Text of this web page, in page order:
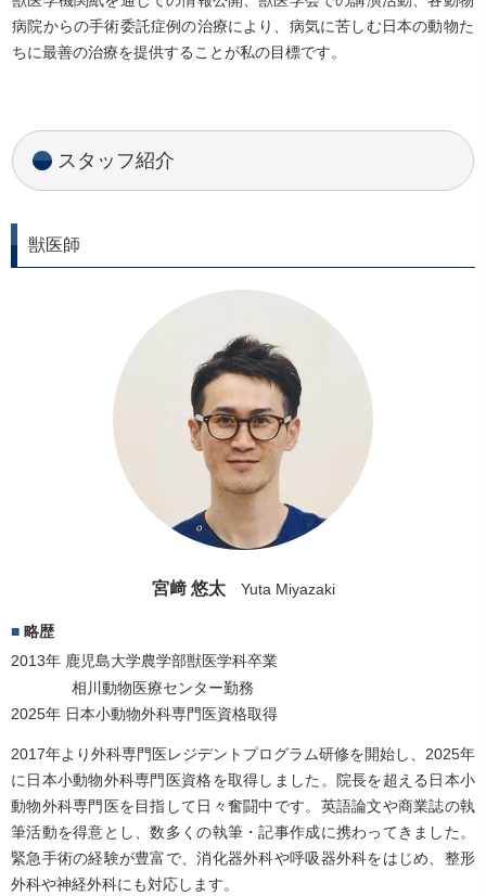
病院からの手術委託症例の治療により、病気に苦しむ日本の動物た
ちに最善の治療を提供することが私の目標です。
スタッフ紹介
獣医師
宮﨑 悠太 Yuta Miyazaki
略歴
2013年 鹿児島大学農学部獣医学科卒業
相川動物医療センター勤務
2025年 日本小動物外科専門医資格取得
2017年より外科専門医レジデントプログラム研修を開始し、2025年
に日本小動物外科専門医資格を取得しました。院長を超える日本小
動物外科専門医を目指して日々奮闘中です。英語論文や商業誌の執
筆活動を得意とし、数多くの執筆・記事作成に携わってきました。
緊急手術の経験が豊富で、消化器外科や呼吸器外科をはじめ、整形
外科や神経外科にも対応します。